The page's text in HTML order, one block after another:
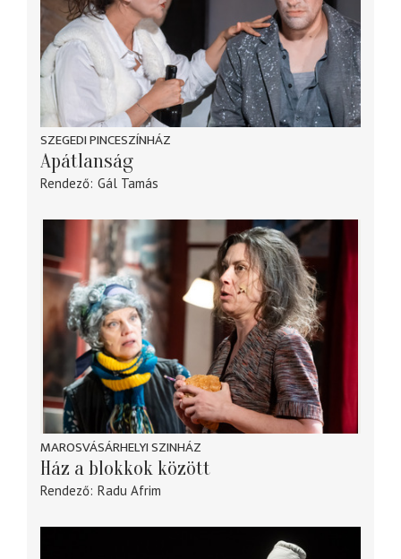
SZEGEDI PINCESZÍNHÁZ
Apátlanság
Rendező Gál Tamás
MAROSVÁSÁRHELYI SZINHÁZ
Ház a blokkok között
Rendező Radu Afrim